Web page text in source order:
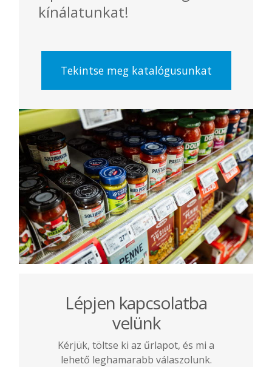
kínálatunkat!
Tekintse meg katalógusunkat
Lépjen kapcsolatba
velünk
Kérjük, töltse ki az űrlapot, és mi a
lehető leghamarabb válaszolunk.